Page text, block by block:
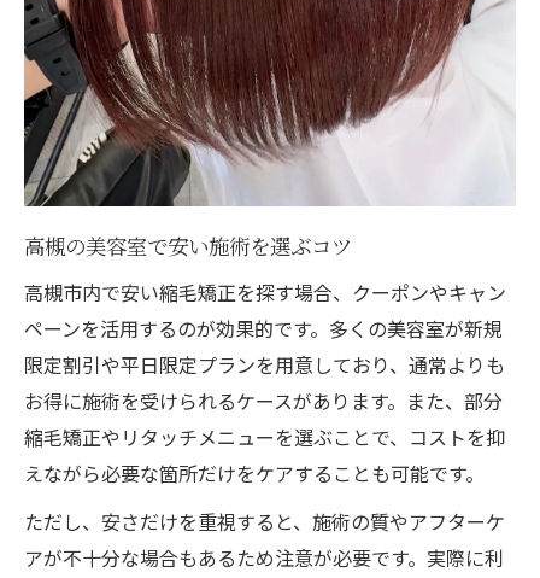
高槻の美容室で安い施術を選ぶコツ
高槻市内で安い縮毛矯正を探す場合、クーポンやキャン
ペーンを活用するのが効果的です。多くの美容室が新規
限定割引や平日限定プランを用意しており、通常よりも
お得に施術を受けられるケースがあります。また、部分
縮毛矯正やリタッチメニューを選ぶことで、コストを抑
えながら必要な箇所だけをケアすることも可能です。
ただし、安さだけを重視すると、施術の質やアフターケ
アが不十分な場合もあるため注意が必要です。実際に利